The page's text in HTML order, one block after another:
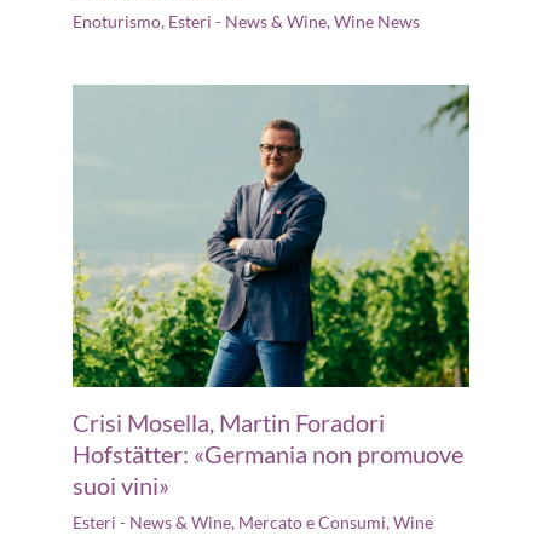
Enoturismo, Esteri - News & Wine,Wine News
Crisi Mosella, Martin Foradori
Hofstätter: «Germania non promuove
suoi vini»
Esteri - News & Wine, Mercato e Consumi,Wine